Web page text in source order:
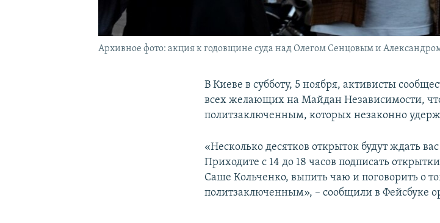
Архивное фото: акция к годовщине суда над Олегом Сенцовым и Александром
В Киеве в субботу, 5 ноября, активисты
всех желающих на Майдан Независимости,
политзаключенным, которых незаконно
«Несколько десятков открыток будут ждать
Приходите с 14 до 18 часов подписать
Саше Кольченко, выпить чаю и поговорить о
политзаключенным», – сообщили в Фейсбуке